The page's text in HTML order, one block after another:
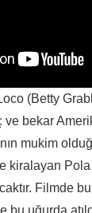
(Betty
bekar
mukim
kiralayan Pola
Filmde
bu uğurda